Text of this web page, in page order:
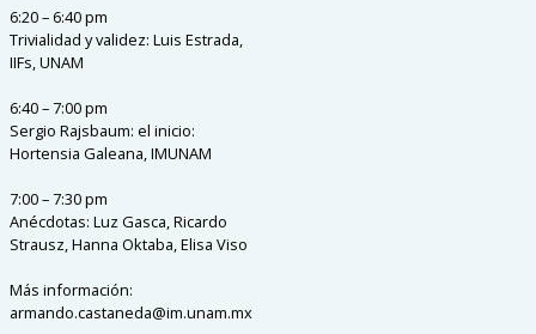
6:20 – 6:40 pm
Trivialidad y validez: Luis Estrada,
IIFs, UNAM
6:40 – 7:00 pm
Sergio Rajsbaum: el inicio:
Hortensia Galeana, IMUNAM
7:00 – 7:30 pm
Anécdotas: Luz Gasca, Ricardo
Strausz, Hanna Oktaba, Elisa Viso
Más información:
armando.castaneda@im.unam.mx